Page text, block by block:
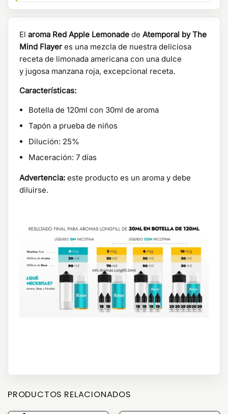
El aroma Red Apple Lemonade de Atemporal by The
Mind Flayer es una mezcla de nuestra deliciosa
receta de limonada americana con una dulce
y jugosa manzana roja, excepcional receta.
Características:
Botella de 120ml con 30ml de aroma
Tapón a prueba de niños
Dilución: 25%
Maceración: 7 días
Advertencia: este producto es un aroma y debe
diluirse.
PRODUCTOS RELACIONADOS